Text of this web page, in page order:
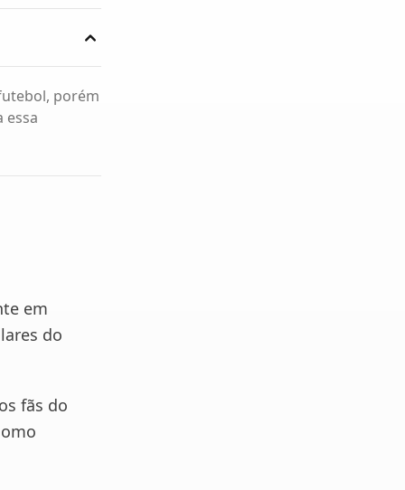
porém
essa
em
do
fãs do